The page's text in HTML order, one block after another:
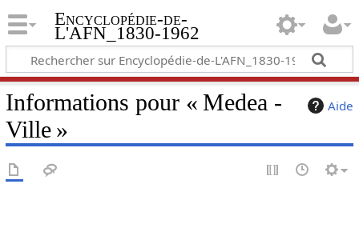
Encyclopédie-de-
L'AFN_1830-1962
Aide
Informations pour « Medea -
Ville »